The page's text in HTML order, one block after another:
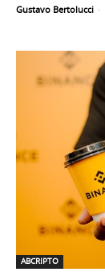
Gustavo Bertolucci -
ABCRIPTO